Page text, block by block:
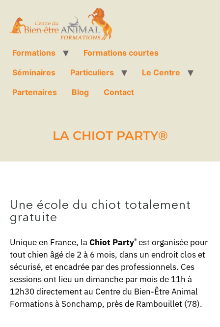
Formations
Formations courtes
Séminaires
Particuliers
Le Centre
Partenaires
Blog Contact
LA CHIOT PARTY®​
Une école du chiot totalement
gratuite
Unique en France, laChiot Party® est organisée pour
tout chien âgé de 2 à 6 mois, dans un endroit clos et
sécurisé, et encadrée par des professionnels. Ces
sessions ont lieu un dimanche par mois de 11h à
12h30 directement au Centre du Bien-Être Animal
Formations à Sonchamp, près de Rambouillet (78).